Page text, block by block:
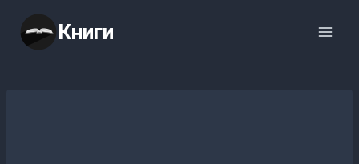
содержимому
Книги